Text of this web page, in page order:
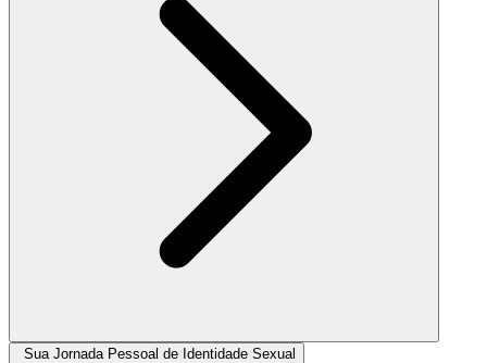
Sua Jornada Pessoal de Identidade Sexual